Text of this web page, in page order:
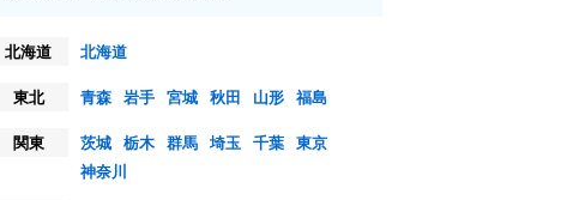
北海道
北海道
東北
青森 岩手 宮城 秋田 山形 福島
関東
茨城 栃木 群馬 埼玉 千葉 東京
神奈川